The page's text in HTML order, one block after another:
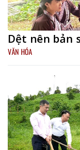
Dệt nên bản
VĂN HÓA